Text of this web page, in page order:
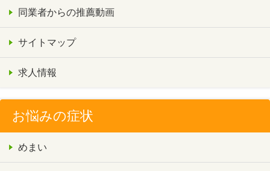
同業者からの推薦動画
サイトマップ
求人情報
お悩みの症状
めまい